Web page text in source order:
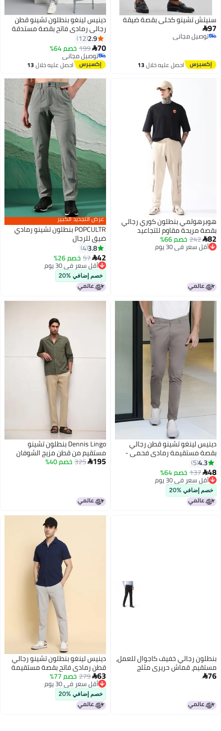
سنيتش تشينو كحلي بقصة ضيقة
97
توصيل مجاني
توصيل مجاني
احصل عليه خلال13
دينيس لينغو بنطلون تشينو قطن
رجالي رمادي فاتح بقصة مستدقة
2.9
12
70
199 خصم 64%
توصيل مجاني
توصيل مجانياحصل عليه خلال13
هوبرهولمي بنطلون كوري رجالي
بقصة مريحة مقاوم للتجاعيد
ومطوي
82
242 خصم 66%
أقل سعر في 30 يوم
أقل سعر في 30 يوم
عرض التجديد الكبير
POPCULTR بنطلون تشينو رمادي
ضيق للرجال
3.8
4
42
57 خصم 26%
أقل سعر في 30 يوم
أقل سعر في 30 يوم
خصم إضافي %20
دينيس لينغو تشينو قطن رجالي
بقصة مستقيمة رمادي فحمي -
خصر متوسط، طول كامل، إغلاق
بأزرار وسحاب
4.3
5
48
137 خصم 64%
أقل سعر في 30 يوم
أقل سعر في 30 يوم
خصم إضافي %20
Dennis Lingo بنطلون تشينو
مستقيم من قطن مزيج الشوفان
بتصميم سادة للرجال
195
325 خصم 40%
بنطلون رجالي خفيف كاجوال للعمل،
مستقيم، قماش حريري مثلج
مطاطي صيفي
76
دينيس لينغو بنطلون تشينو رجالي
قطن رمادي فاتح بقصة مستقيمة
63
279خصم 77%
أقل سعر في 30 يوم
أقل سعر في 30 يوم
خصم إضافي %20